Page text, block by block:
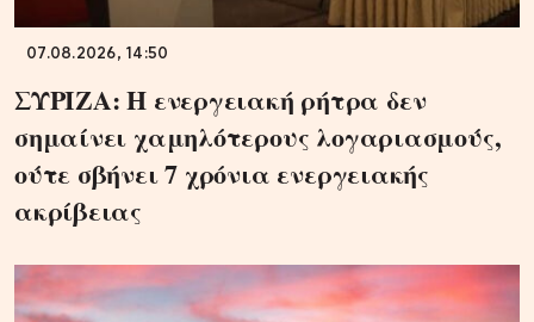
07.08.2026, 14:50
ΣΥΡΙΖΑ: Η ενεργειακή ρήτρα δεν
σημαίνει χαμηλότερους λογαριασμούς,
ούτε σβήνει 7 χρόνια ενεργειακής
ακρίβειας